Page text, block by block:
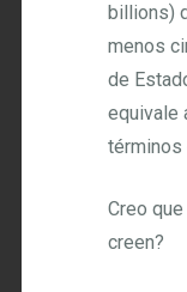
billions)
menos
de
equivale
términos
Creo
creen?